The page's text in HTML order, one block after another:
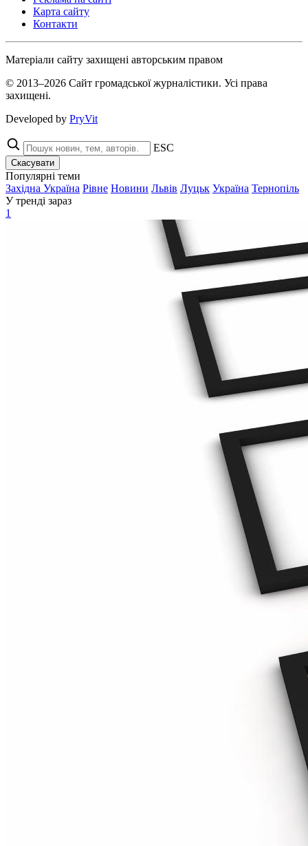
Карта сайту
Контакти
Матеріали сайту захищені авторським правом
© 2013–2026 Сайт громадської журналістики. Усі права
захищені.
Developed by PryVit
ESC
Скасувати
Популярні теми
Західна Україна Рівне Новини Львів Луцьк Україна Тернопіль
У тренді зараз
1